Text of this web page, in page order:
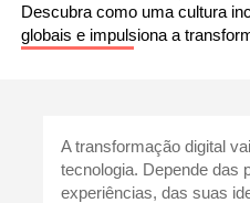
Descubra como uma cultura
globais e impulsiona a
A transformação digital
tecnologia. Depende das
experiências, das suas